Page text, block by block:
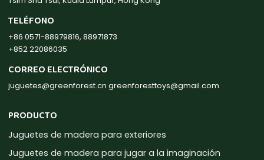
TELÉFONO
+86 0571-88979816, 88971873
+852 22086035
CORREO ELECTRÓNICO
juguetes@greenforest.cn greenforesttoys@gmail.com
PRODUCTO
Juguetes de madera para exteriores
Juguetes de madera para jugar a la imaginación